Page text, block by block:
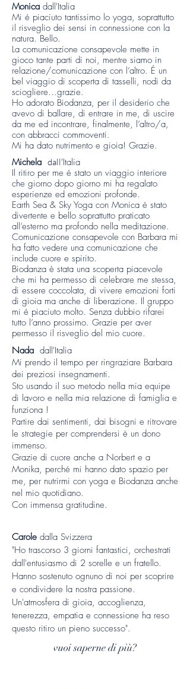
vuoi saperne di più?
Michela dall'Italia
Il ritiro per me é stato un viaggio interiore
che giorno dopo giorno mi ha regalato
esperienze ed emozioni profonde.
Earth Sea & Sky Yoga con Monica é stato
divertente e bello soprattutto praticato
all’esterno ma profondo nella meditazione.
Comunicazione consapevole con Barbara mi
ha fatto vedere una comunicazione che
include cuore e spirito.
Biodanza è stata una scoperta piacevole
che mi ha permesso di celebrare me stessa,
di essere coccolata, di vivere emozioni forti
di gioia ma anche di liberazione. Il gruppo
mi é piaciuto molto. Senza dubbio rifarei
tutto l’anno prossimo. Grazie per aver
permesso il risveglio del mio cuore.
Nada dall'Italia
Mi prendo il tempo per ringraziare Barbara
dei preziosi insegnamenti.
Sto usando il suo metodo nella mia equipe
di lavoro e nella mia relazione di famiglia e
funziona !
Partire dai sentimenti, dai bisogni e ritrovare
le strategie per comprendersi è un dono
immenso.
Grazie di cuore anche a Norbert e a
Monika, perché mi hanno dato spazio per
me, per nutrirmi con yoga e Biodanza anche
nel mio quotidiano.
Con immensa gratitudine.
Monica dall'Italia
Mi é piaciuto tantissimo lo yoga, soprattutto
il risveglio dei sensi in connessione con la
natura. Bello.
La comunicazione consapevole mette in
gioco tante parti di noi, mentre siamo in
relazione/comunicazione con l’altro. É un
bel viaggio di scoperta di tasselli, nodi da
sciogliere…grazie.
Ho adorato Biodanza, per il desiderio che
avevo di ballare, di entrare in me, di uscire
da me ed incontrare, finalmente, l’altro/a,
con abbracci commoventi.
Mi ha dato nutrimento e gioia! Grazie.
Carole dalla Svizzera
"Ho trascorso 3 giorni fantastici, orchestrati
dall'entusiasmo di 2 sorelle e un fratello.
Hanno sostenuto ognuno di noi per scoprire
e condividere la nostra passione.
Un'atmosfera di gioia, accoglienza,
tenerezza, empatia e connessione ha reso
questo ritiro un pieno successo".